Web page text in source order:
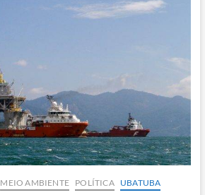
MEIO AMBIENTE POLÍTICA UBATUBA